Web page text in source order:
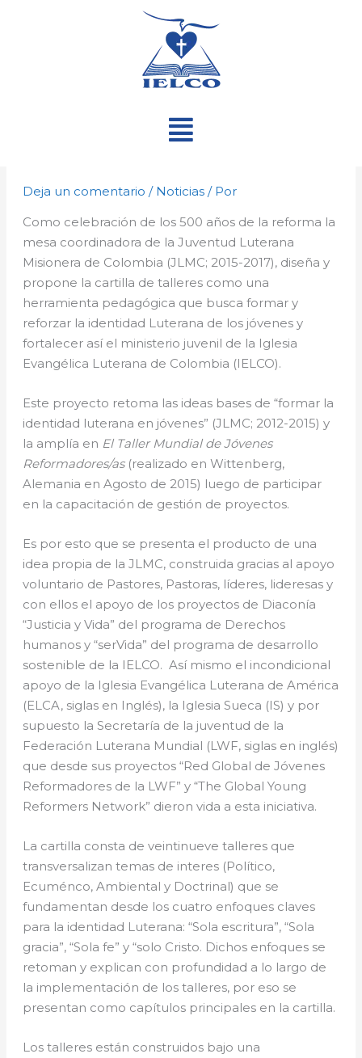
Menú
Deja un comentario / Noticias / Por
Como celebración de los 500 años de la reforma la
mesa coordinadora de la Juventud Luterana
Misionera de Colombia (JLMC; 2015-2017), diseña y
propone la cartilla de talleres como una
herramienta pedagógica que busca formar y
reforzar la identidad Luterana de los jóvenes y
fortalecer así el ministerio juvenil de la Iglesia
Evangélica Luterana de Colombia (IELCO).
Este proyecto retoma las ideas bases de “formar la
identidad luterana en jóvenes” (JLMC; 2012-2015) y
la amplía en El Taller Mundial de Jóvenes
Reformadores/as(realizado en Wittenberg,
Alemania en Agosto de 2015) luego de participar
en la capacitación de gestión de proyectos.
Es por esto que se presenta el producto de una
idea propia de la JLMC, construida gracias al apoyo
voluntario de Pastores, Pastoras, líderes, lideresas y
con ellos el apoyo de los proyectos de Diaconía
“Justicia y Vida” del programa de Derechos
humanos y “serVida” del programa de desarrollo
sostenible de la IELCO. Así mismo el incondicional
apoyo de la Iglesia Evangélica Luterana de América
(ELCA, siglas en Inglés), la Iglesia Sueca (IS) y por
supuesto la Secretaría de la juventud de la
Federación Luterana Mundial (LWF, siglas en inglés)
que desde sus proyectos “Red Global de Jóvenes
Reformadores de la LWF” y “The Global Young
Reformers Network” dieron vida a esta iniciativa.
La cartilla consta de veintinueve talleres que
transversalizan temas de interes (Político,
Ecuménco, Ambiental y Doctrinal) que se
fundamentan desde los cuatro enfoques claves
para la identidad Luterana: “Sola escritura”, “Sola
gracia”, “Sola fe” y “solo Cristo. Dichos enfoques se
retoman y explican con profundidad a lo largo de
la implementación de los talleres, por eso se
presentan como capítulos principales en la cartilla.
Los talleres están construidos bajo una